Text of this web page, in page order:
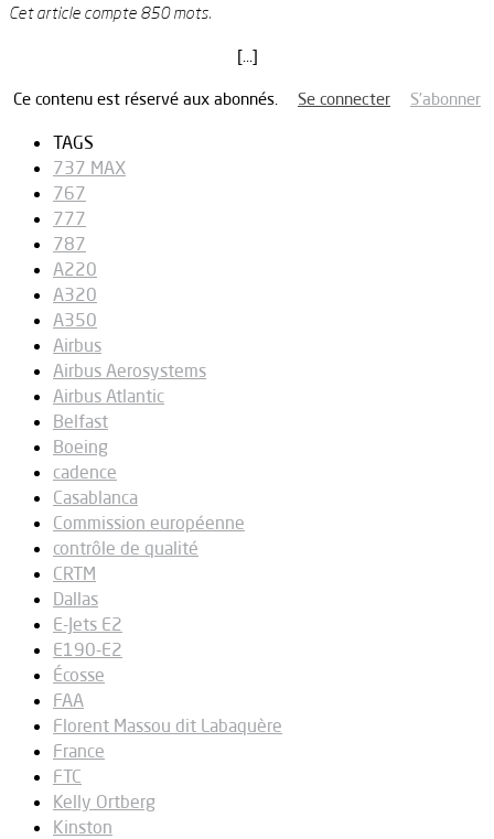
Cet article compte 850 mots.
[…]
Ce contenu est réservé aux abonnés. Se connecter S’abonner
TAGS
737 MAX
767
777
787
A220
A320
A350
Airbus
Airbus Aerosystems
Airbus Atlantic
Belfast
Boeing
cadence
Casablanca
Commission européenne
contrôle de qualité
CRTM
Dallas
E-Jets E2
E190-E2
Écosse
FAA
Florent Massou dit Labaquère
France
FTC
Kelly Ortberg
Kinston